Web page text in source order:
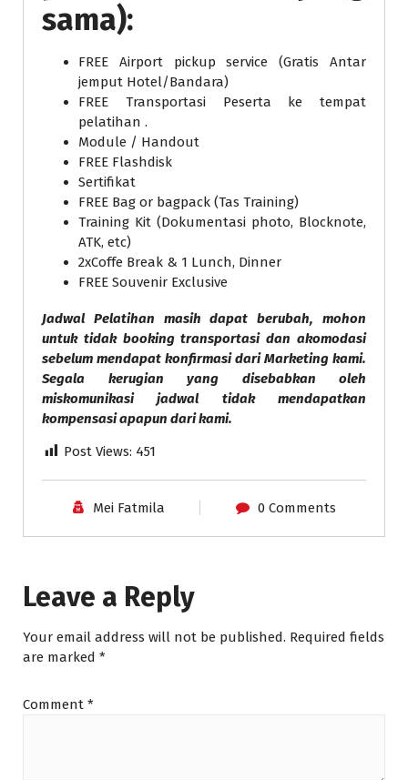
sama):
FREE Airport pickup service (Gratis Antar
jemput Hotel/Bandara)
FREE Transportasi Peserta ke tempat
pelatihan .
Module / Handout
FREE Flashdisk
Sertifikat
FREE Bag or bagpack (Tas Training)
Training Kit (Dokumentasi photo, Blocknote,
ATK, etc)
2xCoffe Break & 1 Lunch, Dinner
FREE Souvenir Exclusive
Jadwal Pelatihan masih dapat berubah, mohon
untuk tidak booking transportasi dan akomodasi
sebelum mendapat konfirmasi dari Marketing kami.
Segala kerugian yang disebabkan oleh
miskomunikasi jadwal tidak mendapatkan
kompensasi apapun dari kami.
Post Views: 451
Mei Fatmila 0 Comments
Leave a Reply
Your email address will not be published. Required fields
are marked *
Comment *